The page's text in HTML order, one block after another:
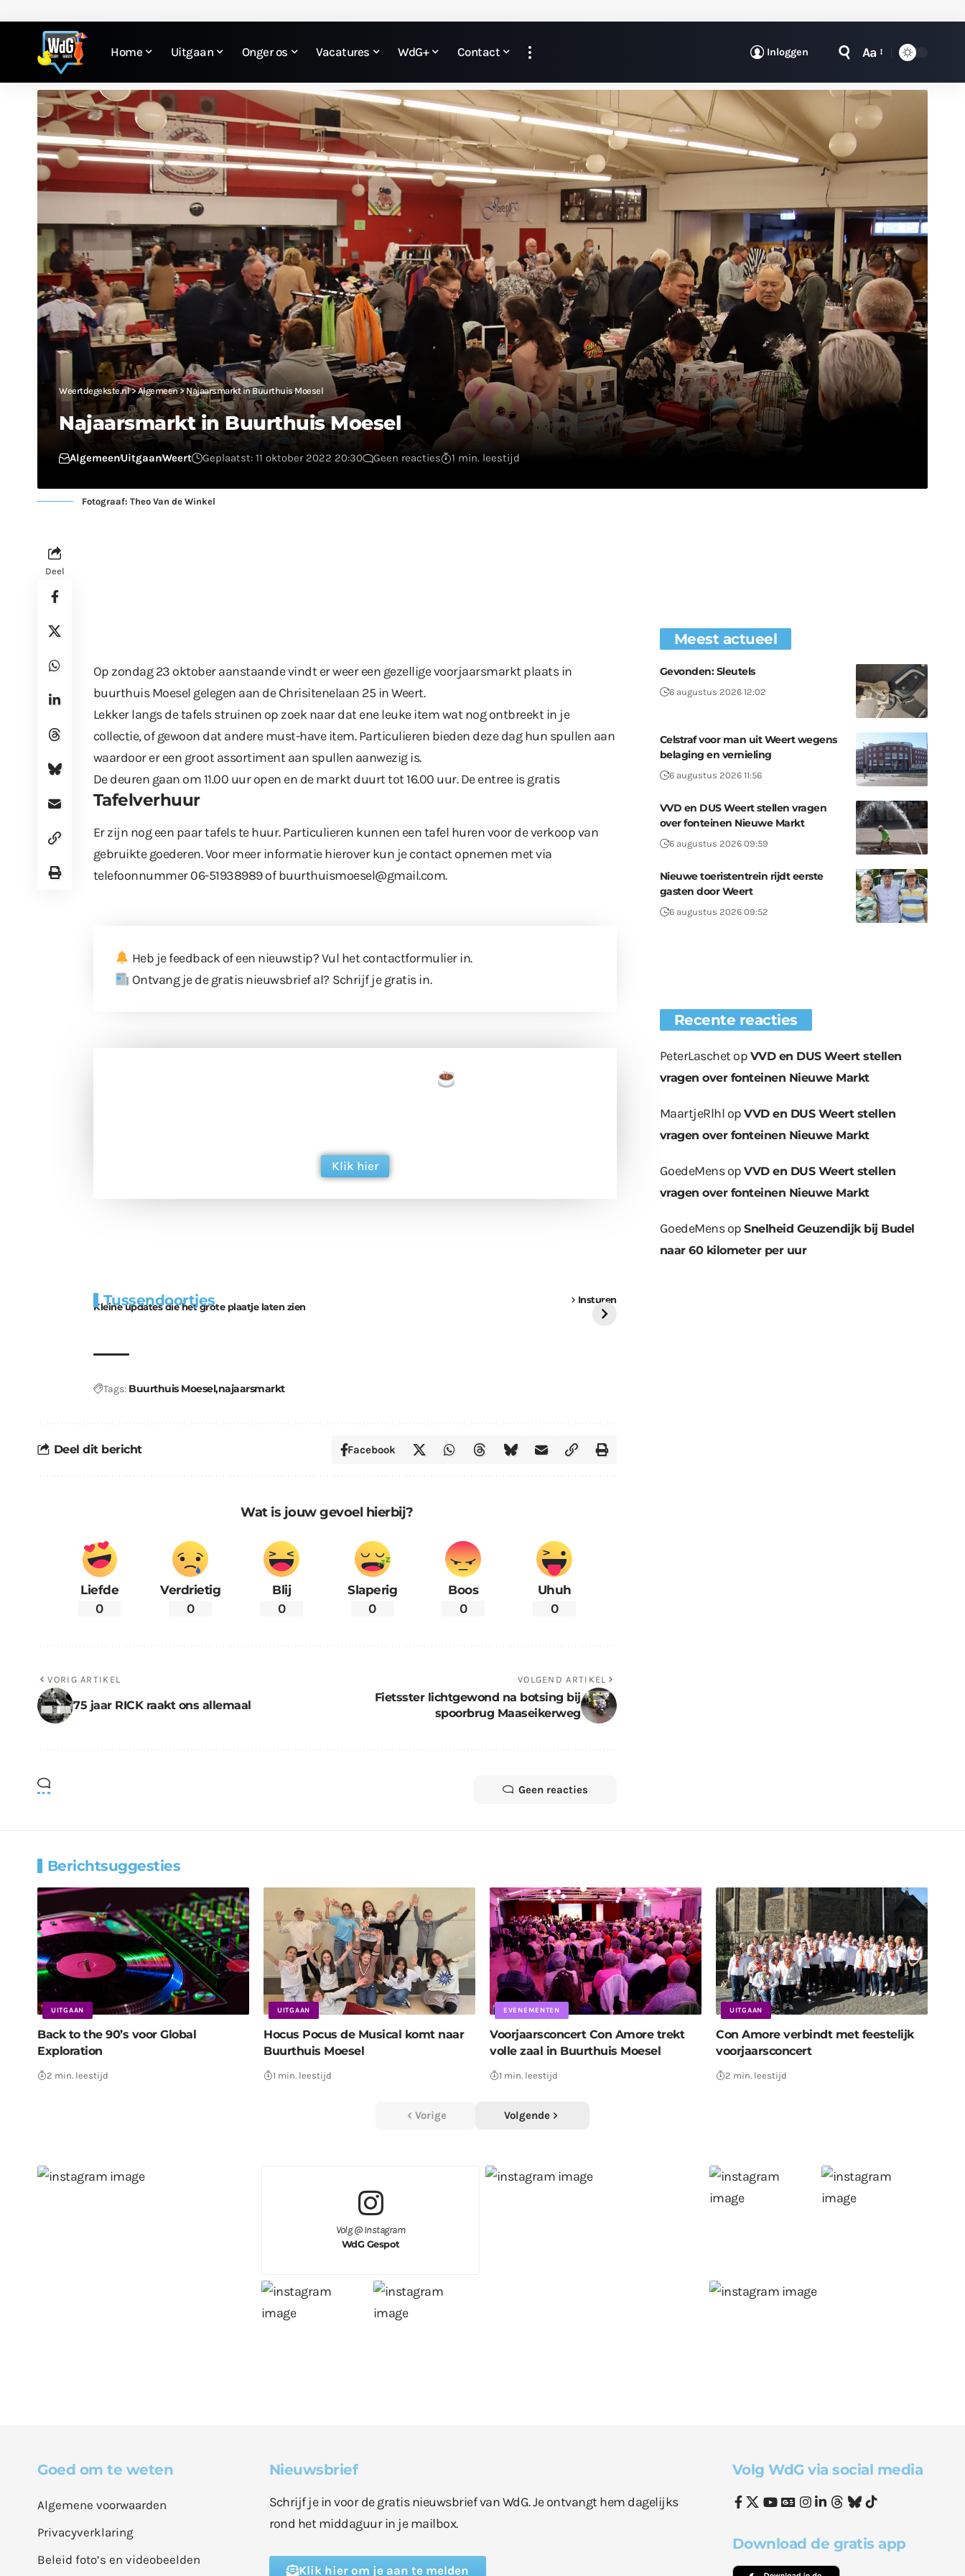
Home Uitgaan Onger os Vacatures WdG+ Contact Inloggen Aa
Weertdegekste.nl>Algemeen>Najaarsmarkt in Buurthuis Moesel
Najaarsmarkt in Buurthuis Moesel
AlgemeenUitgaanWeert Geplaatst: 11 oktober 2022 20:30 Geen reacties 1 min. leestijd
Fotograaf: Theo Van de Winkel
Deel
Op zondag 23 oktober aanstaande vindt er weer een gezellige voorjaarsmarkt plaats in
buurthuis Moesel gelegen aan de Chrisitenelaan 25 in Weert.
Lekker langs de tafels struinen op zoek naar dat ene leuke item wat nog ontbreekt in je
collectie, of gewoon dat andere must-have item. Particulieren bieden deze dag hun spullen aan
waardoor er een groot assortiment aan spullen aanwezig is.
De deuren gaan om 11.00 uur open en de markt duurt tot 16.00 uur. De entree is gratis
Tafelverhuur
Er zijn nog een paar tafels te huur. Particulieren kunnen een tafel huren voor de verkoop van
gebruikte goederen. Voor meer informatie hierover kun je contact opnemen met via
telefoonnummer 06-51938989 of buurthuismoesel@gmail.com.
Heb je feedback of een nieuwstip? Vul het contactformulierin.
Ontvang je de gratis nieuwsbrief al? Schrijf je gratis in.
Klik hier
Tussendoortjes Insturen
Kleine updates die het grote plaatje laten zien
bouwmateriaal voor
kabouters
Tags: Buurthuis Moeselnajaarsmarkt
Deel dit bericht Facebook
Wat is jouw gevoel hierbij?
Liefde
0
Verdrietig
0
Blij
0
Slaperig
0
Boos
0
Uhuh
0
VORIG ARTIKEL
75 jaar RICK raakt ons allemaal
VOLGEND ARTIKEL
Fietsster lichtgewond na botsing bij
spoorbrug Maaseikerweg
Geen reacties
Meest actueel
Gevonden: Sleutels
6 augustus 2026 12:02
Celstraf voor man uit Weert wegens
belaging en vernieling
6 augustus 2026 11:56
VVD en DUS Weert stellen vragen
over fonteinen Nieuwe Markt
6 augustus 2026 09:59
Nieuwe toeristentrein rijdt eerste
gasten door Weert
6 augustus 2026 09:52
Recente reacties
PeterLaschetop VVD en DUS Weert stellen
vragen over fonteinen Nieuwe Markt
MaartjeRlhl opVVD en DUS Weert stellen
vragen over fonteinen Nieuwe Markt
GoedeMensopVVD en DUS Weert stellen
vragen over fonteinen Nieuwe Markt
GoedeMensopSnelheid Geuzendijk bij Budel
naar 60 kilometer per uur
Berichtsuggesties
UITGAAN
Back to the 90’s voor Global
Exploration
2 min. leestijd
UITGAAN
Hocus Pocus de Musical komt naar
Buurthuis Moesel
1 min. leestijd
EVENEMENTEN
Voorjaarsconcert Con Amore trekt
volle zaal in Buurthuis Moesel
1 min. leestijd
UITGAAN
Con Amore verbindt met feestelijk
voorjaarsconcert
2 min. leestijd
Vorige Volgende
Volg @ Instagram
WdG Gespot
Goed om te weten
Algemene voorwaarden
Privacyverklaring
Beleid foto’s en videobeelden
Nieuwsbrief
Schrijf je in voor de gratis nieuwsbrief van WdG. Je ontvangt hem dagelijks
rond het middaguur in je mailbox.
Klik hier om je aan te melden
Volg WdG via social media
Download de gratis app